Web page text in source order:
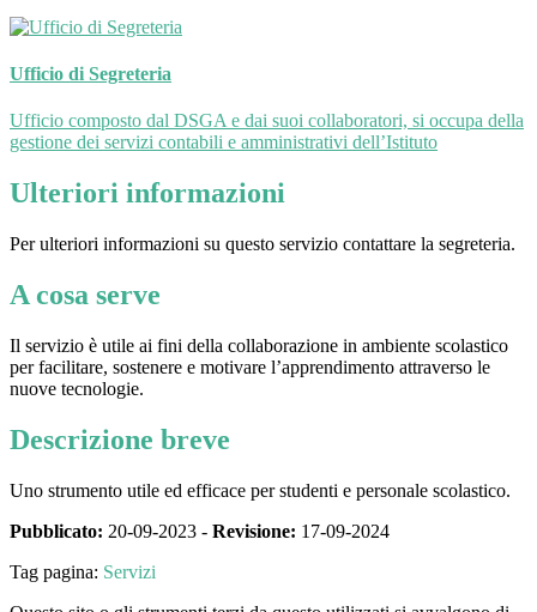
Ufficio di Segreteria
Ufficio composto dal DSGA e dai suoi collaboratori, si occupa della
gestione dei servizi contabili e amministrativi dell’Istituto
Ulteriori informazioni
Per ulteriori informazioni su questo servizio contattare la segreteria.
A cosa serve
Il servizio è utile ai fini della collaborazione in ambiente scolastico
per facilitare, sostenere e motivare l’apprendimento attraverso le
nuove tecnologie.
Descrizione breve
Uno strumento utile ed efficace per studenti e personale scolastico.
Pubblicato: 20-09-2023 - Revisione: 17-09-2024
Tag pagina: Servizi